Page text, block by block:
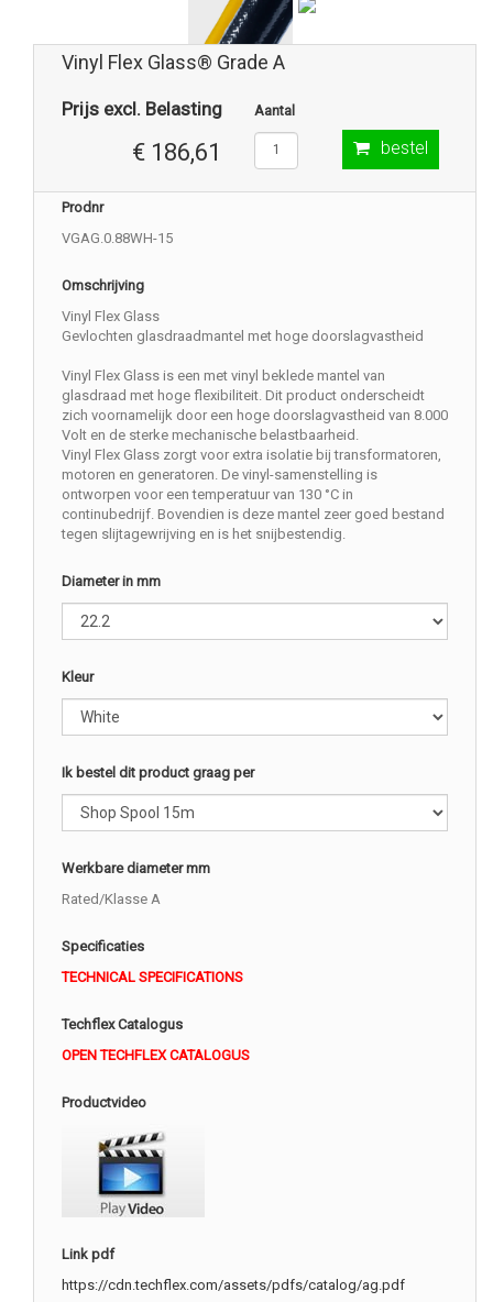
Vinyl Flex Glass® Grade A
Prijs excl. Belasting
€ 186,61
Aantal
bestel
Prodnr
VGAG.0.88WH-15
Omschrijving
Vinyl Flex Glass
Gevlochten glasdraadmantel met hoge doorslagvastheid
Vinyl Flex Glass is een met vinyl beklede mantel van
glasdraad met hoge flexibiliteit. Dit product onderscheidt
zich voornamelijk door een hoge doorslagvastheid van 8.000
Volt en de sterke mechanische belastbaarheid.
Vinyl Flex Glass zorgt voor extra isolatie bij transformatoren,
motoren en generatoren. De vinyl-samenstelling is
ontworpen voor een temperatuur van 130 °C in
continubedrijf. Bovendien is deze mantel zeer goed bestand
tegen slijtagewrijving en is het snijbestendig.
Diameter in mm
Kleur
Ik bestel dit product graag per
Werkbare diameter mm
Rated/Klasse A
Specificaties
TECHNICAL SPECIFICATIONS
Techflex Catalogus
OPEN TECHFLEX CATALOGUS
Productvideo
Link pdf
https://cdn.techflex.com/assets/pdfs/catalog/ag.pdf